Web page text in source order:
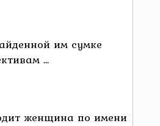
им сумке
...
женщина по имени